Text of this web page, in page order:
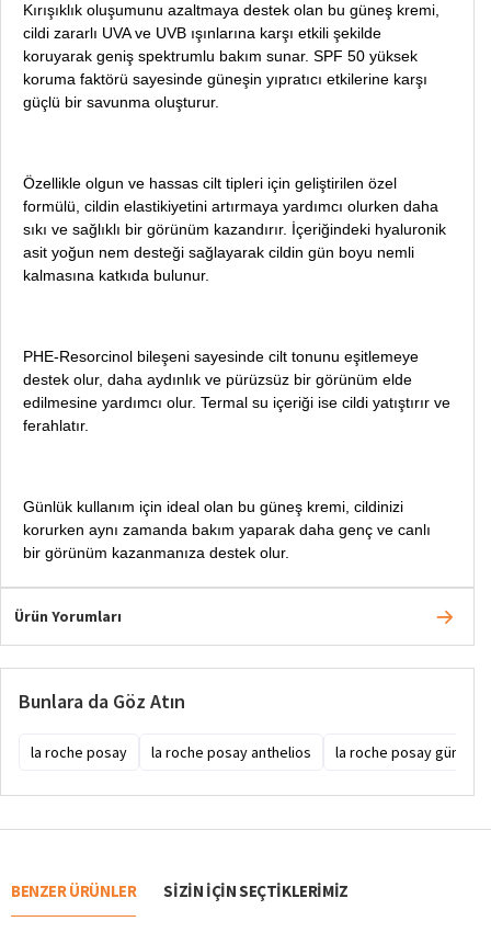
Kırışıklık oluşumunu azaltmaya destek olan bu güneş kremi,
cildi zararlı UVA ve UVB ışınlarına karşı etkili şekilde
koruyarak geniş spektrumlu bakım sunar. SPF 50 yüksek
koruma faktörü sayesinde güneşin yıpratıcı etkilerine karşı
güçlü bir savunma oluşturur.
Özellikle olgun ve hassas cilt tipleri için geliştirilen özel
formülü, cildin elastikiyetini artırmaya yardımcı olurken daha
sıkı ve sağlıklı bir görünüm kazandırır. İçeriğindeki hyaluronik
asit yoğun nem desteği sağlayarak cildin gün boyu nemli
kalmasına katkıda bulunur.
PHE-Resorcinol bileşeni sayesinde cilt tonunu eşitlemeye
destek olur, daha aydınlık ve pürüzsüz bir görünüm elde
edilmesine yardımcı olur. Termal su içeriği ise cildi yatıştırır ve
ferahlatır.
Günlük kullanım için ideal olan bu güneş kremi, cildinizi
korurken aynı zamanda bakım yaparak daha genç ve canlı
bir görünüm kazanmanıza destek olur.
Ürün Yorumları
Bunlara da Göz Atın
la roche posay la roche posay anthelios la roche posay güneş
BENZER ÜRÜNLER SIZIN IÇIN SEÇTIKLERIMIZ